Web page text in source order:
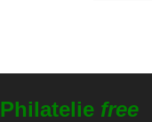
Philatelie free